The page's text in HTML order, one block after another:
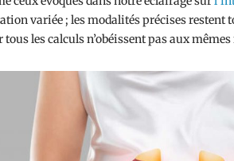
variée ; les modalités précises restent
les calculs n’obéissent pas aux